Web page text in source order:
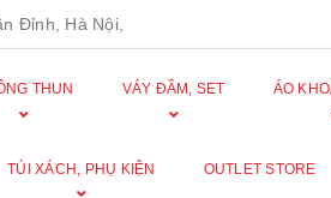
Đỉnh, Hà Nội,
THUN VÁY ĐẦM, SET ÁO
TÚI XÁCH, PHỤ KIỆN OUTLET STORE